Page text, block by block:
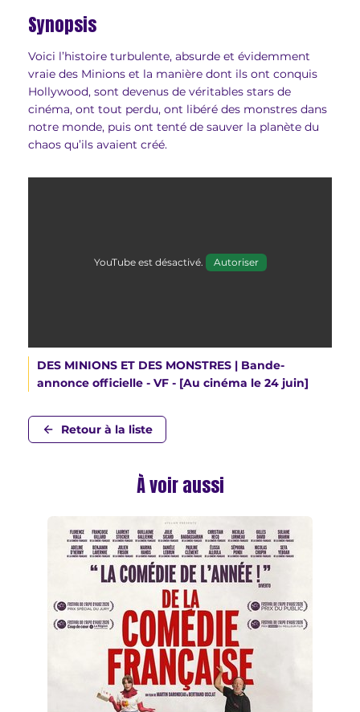
Synopsis
Voici l’histoire turbulente, absurde et évidemment
vraie des Minions et la manière dont ils ont conquis
Hollywood, sont devenus de véritables stars de
cinéma, ont tout perdu, ont libéré des monstres dans
notre monde, puis ont tenté de sauver la planète du
chaos qu’ils avaient créé.
YouTube est désactivé. Autoriser
DES MINIONS ET DES MONSTRES | Bande-
annonce officielle - VF - [Au cinéma le 24 juin]
Retour à la liste
À voir aussi